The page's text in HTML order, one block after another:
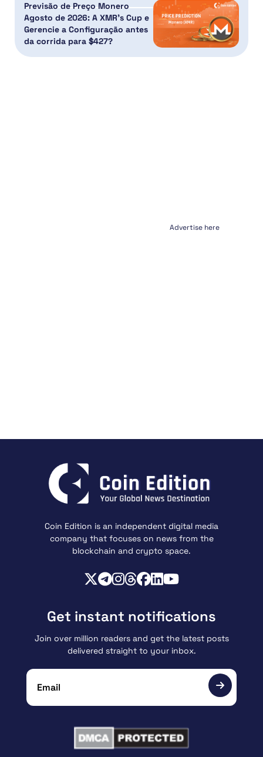
Previsão de Preço Monero
Agosto de 2026: A XMR’s Cup e
Gerencie a Configuração antes
da corrida para $427?
Advertise here
Coin Edition is an independent digital media
company that focuses on news from the
blockchain and crypto space.
Get instant notifications
Join over million readers and get the latest posts
delivered straight to your inbox.